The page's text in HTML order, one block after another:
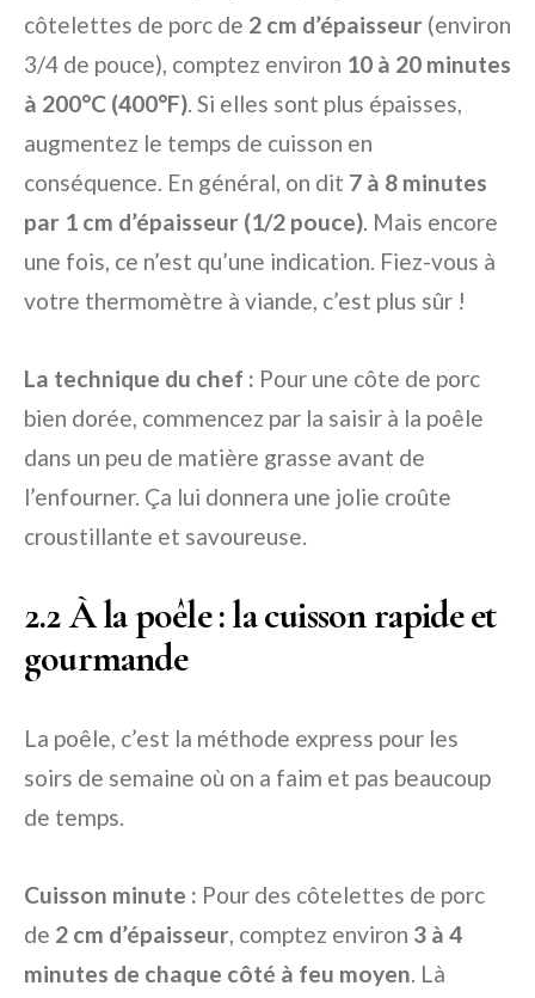
côtelettes de porc de 2 cm d’épaisseur (environ
3/4 de pouce), comptez environ 10 à 20 minutes
à 200°C (400°F). Si elles sont plus épaisses,
augmentez le temps de cuisson en
conséquence. En général, on dit 7 à 8 minutes
par 1 cm d’épaisseur (1/2 pouce). Mais encore
une fois, ce n’est qu’une indication. Fiez-vous à
votre thermomètre à viande, c’est plus sûr !
La technique du chef : Pour une côte de porc
bien dorée, commencez par la saisir à la poêle
dans un peu de matière grasse avant de
l’enfourner. Ça lui donnera une jolie croûte
croustillante et savoureuse.
2.2 À la poêle : la cuisson rapide et
gourmande
La poêle, c’est la méthode express pour les
soirs de semaine où on a faim et pas beaucoup
de temps.
Cuisson minute : Pour des côtelettes de porc
de 2 cm d’épaisseur, comptez environ 3 à 4
minutes de chaque côté à feu moyen. Là